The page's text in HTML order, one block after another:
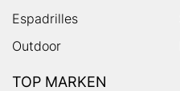
Espadrilles
Outdoor
TOP MARKEN